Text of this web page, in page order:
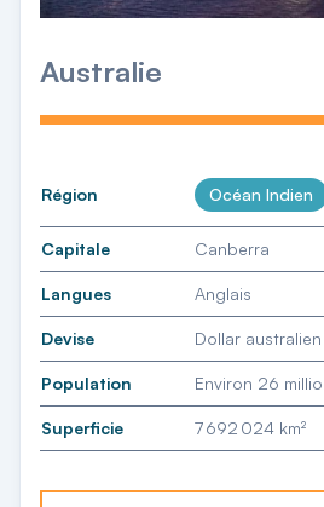
Australie
Région Océan Indien
Capitale Canberra
Langues Anglais
Devise Dollar australien
Population Environ 26
Superficie 7 692 024 km²